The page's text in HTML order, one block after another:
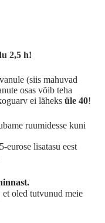
2,5 h!
(siis mahuvad
osas võib teha
ei läheks üle 40!
ruumidesse kuni
eurose lisatasu eest
oled tutvunud meie